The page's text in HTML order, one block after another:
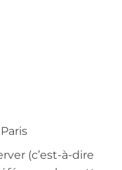
(c’est-à-dire